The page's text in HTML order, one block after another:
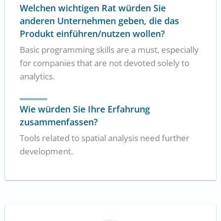
Welchen wichtigen Rat würden Sie
anderen Unternehmen geben, die das
Produkt einführen/nutzen wollen?
Basic programming skills are a must, especially
for companies that are not devoted solely to
analytics.
Wie würden Sie Ihre Erfahrung
zusammenfassen?
Tools related to spatial analysis need further
development.